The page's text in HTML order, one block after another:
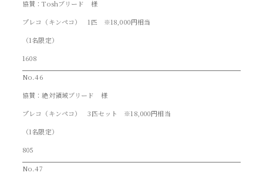
協賛：Toshブリード 様
プレコ（キンペコ） 1匹 ※18,000円相当
（1名限定）
1608
No.46
協賛：絶対領域ブリード 様
プレコ（キンペコ） 3匹セット ※18,000円相当
（1名限定）
805
No.47